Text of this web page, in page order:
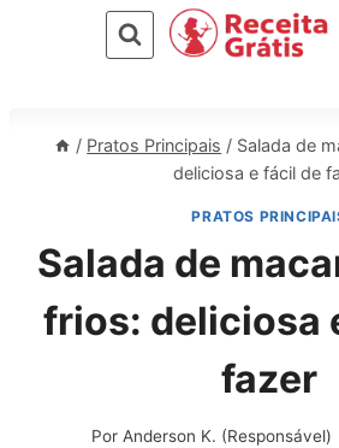
/ Pratos Principais / Salada de
deliciosa e fácil de
PRATOS
Salada de
frios: deliciosa
fazer
Por Anderson K. (Responsável)